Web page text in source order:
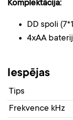
Komplektācija:
DD spoli
4xАА
Iespējas
Tips
Frekvence kHz